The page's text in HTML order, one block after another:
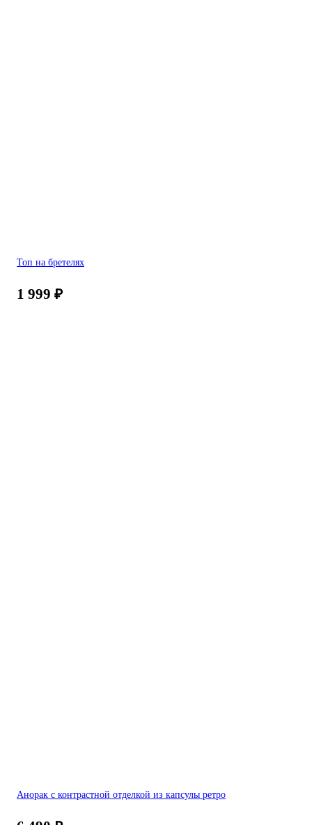
Топ на бретелях
1 999 ₽
Анорак с контрастной отделкой из капсулы ретро